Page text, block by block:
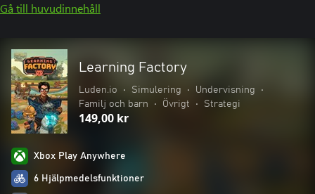
Gå till huvudinnehåll
Learning Factory
Luden.io • Simulering • Undervisning
•
Familj och barn
• Övrigt • Strategi
149,00 kr
Xbox Play Anywhere
6 Hjälpmedelsfunktioner